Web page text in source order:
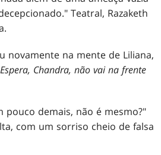
Teatral, Razaketh
novamente na mente de Liliana,
Espera, Chandra, não vai na frente
pouco demais, não é mesmo?"
com um sorriso cheio de falsa